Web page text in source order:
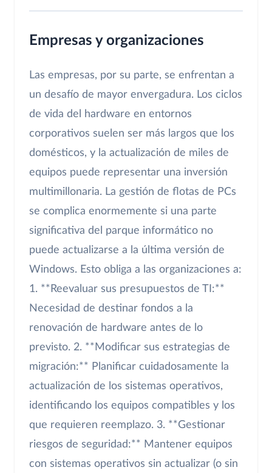
Empresas y organizaciones
Las empresas, por su parte, se enfrentan a
un desafío de mayor envergadura. Los ciclos
de vida del hardware en entornos
corporativos suelen ser más largos que los
domésticos, y la actualización de miles de
equipos puede representar una inversión
multimillonaria. La gestión de flotas de PCs
se complica enormemente si una parte
significativa del parque informático no
puede actualizarse a la última versión de
Windows. Esto obliga a las organizaciones a:
1. **Reevaluar sus presupuestos de TI:**
Necesidad de destinar fondos a la
renovación de hardware antes de lo
previsto. 2. **Modificar sus estrategias de
migración:** Planificar cuidadosamente la
actualización de los sistemas operativos,
identificando los equipos compatibles y los
que requieren reemplazo. 3. **Gestionar
riesgos de seguridad:** Mantener equipos
con sistemas operativos sin actualizar (o sin